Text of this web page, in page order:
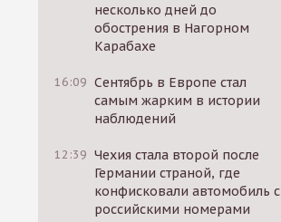
несколько дней до
обострения в Нагорном
Карабахе
16:09 Сентябрь в Европе стал
самым жарким в истории
наблюдений
12:39 Чехия стала второй после
Германии страной, где
конфисковали автомобиль с
российскими номерами